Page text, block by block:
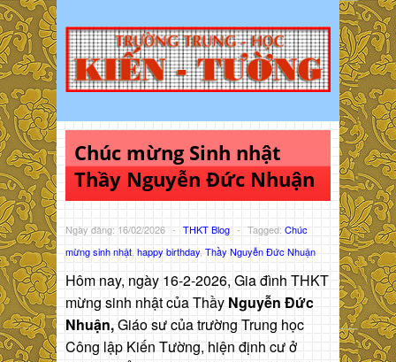
Chúc mừng Sinh nhật
Thầy Nguyễn Đức Nhuận
Ngày đăng: 16/02/2026 - THKT Blog - Tagged: Chúc
mừng sinh nhật happy birthday Thầy Nguyễn Đức Nhuận
Hôm nay, ngày 16-2-2026, Gia đình THKT
mừng sinh nhật của Thầy Nguyễn Đức
Nhuận,Giáo sư của trường Trung học
Công lập Kiến Tường, hiện định cư ở